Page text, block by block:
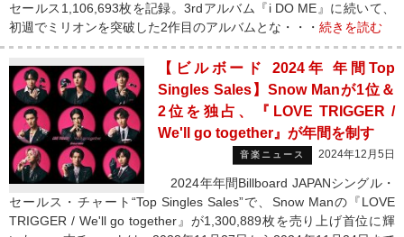
セールス1,106,693枚を記録。3rdアルバム『i DO ME』に続いて、
初週でミリオンを突破した2作目のアルバムとな・・・ 続きを読む
【ビルボード 2024年 年間Top
Singles Sales】Snow Manが1位＆
2位を独占、『LOVE TRIGGER /
We'll go together』が年間を制す
音楽ニュース 2024年12月5日
2024年年間Billboard JAPANシングル・
セールス・チャート“Top Singles Sales”で、Snow Manの『LOVE
TRIGGER / We'll go together』が1,300,889枚を売り上げ首位に輝